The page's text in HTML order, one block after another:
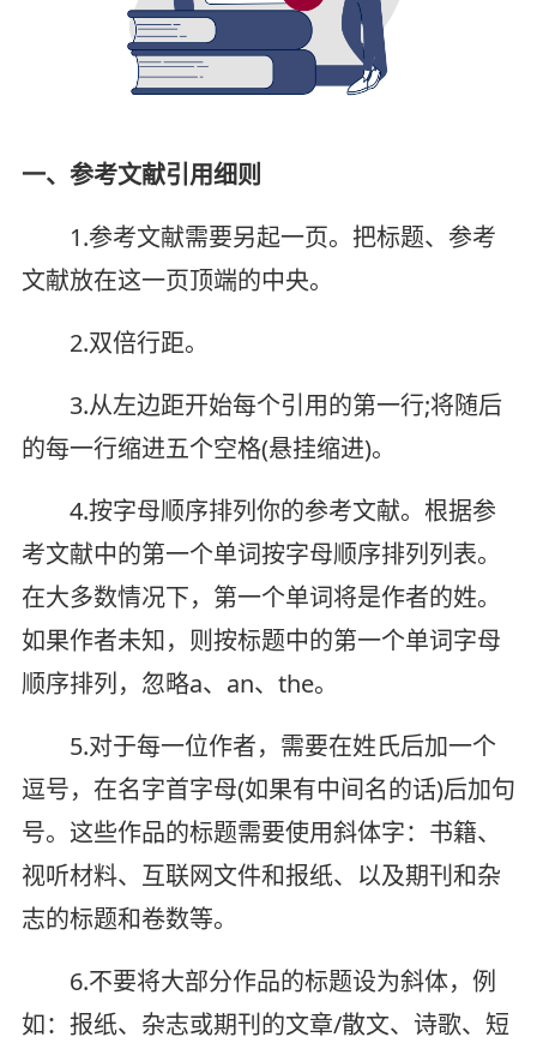
一、参考文献引用细则
1.参考文献需要另起一页。把标题、参考
文献放在这一页顶端的中央。
2.双倍行距。
3.从左边距开始每个引用的第一行;将随后
的每一行缩进五个空格(悬挂缩进)。
4.按字母顺序排列你的参考文献。根据参
考文献中的第一个单词按字母顺序排列列表。
在大多数情况下，第一个单词将是作者的姓。
如果作者未知，则按标题中的第一个单词字母
顺序排列，忽略a、an、the。
5.对于每一位作者，需要在姓氏后加一个
逗号，在名字首字母(如果有中间名的话)后加句
号。这些作品的标题需要使用斜体字：书籍、
视听材料、互联网文件和报纸、以及期刊和杂
志的标题和卷数等。
6.不要将大部分作品的标题设为斜体，例
如：报纸、杂志或期刊的文章/散文、诗歌、短